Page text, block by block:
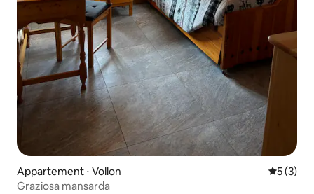
Appartement ⋅ Vollon
5 (3)
Graziosa mansarda